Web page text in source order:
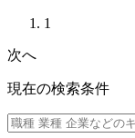
■マーケティングサ
■代理店管理スタッフ
＝＝＝＝＝＝＝＝＝
【人材マネジメント制
す。上記背景より入
1
次へ
現在の検索条件